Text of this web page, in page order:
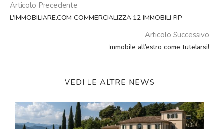
Articolo Precedente
L’IMMOBILIARE.COM COMMERCIALIZZA 12 IMMOBILI FIP
Articolo Successivo
Immobile all’estro come tutelarsi!
VEDI LE ALTRE NEWS